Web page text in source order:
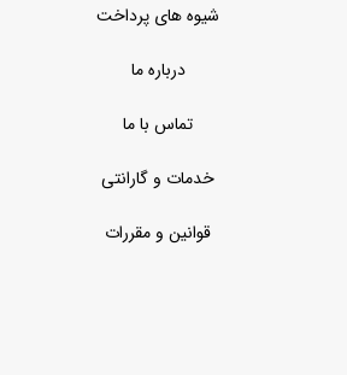
شیوه های پرداخت
درباره ما
تماس با ما
خدمات و گارانتی
قوانین و مقررات